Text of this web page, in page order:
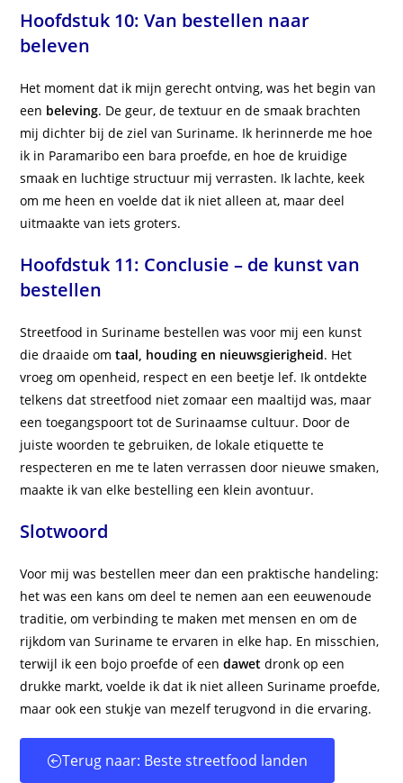
Hoofdstuk 10: Van bestellen naar
beleven
Het moment dat ik mijn gerecht ontving, was het begin van
een beleving. De geur, de textuur en de smaak brachten
mij dichter bij de ziel van Suriname. Ik herinnerde me hoe
ik in Paramaribo een bara proefde, en hoe de kruidige
smaak en luchtige structuur mij verrasten. Ik lachte, keek
om me heen en voelde dat ik niet alleen at, maar deel
uitmaakte van iets groters.
Hoofdstuk 11: Conclusie – de kunst van
bestellen
Streetfood in Suriname bestellen was voor mij een kunst
die draaide omtaal, houding en nieuwsgierigheid. Het
vroeg om openheid, respect en een beetje lef. Ik ontdekte
telkens dat streetfood niet zomaar een maaltijd was, maar
een toegangspoort tot de Surinaamse cultuur. Door de
juiste woorden te gebruiken, de lokale etiquette te
respecteren en me te laten verrassen door nieuwe smaken,
maakte ik van elke bestelling een klein avontuur.
Slotwoord
Voor mij was bestellen meer dan een praktische handeling:
het was een kans om deel te nemen aan een eeuwenoude
traditie, om verbinding te maken met mensen en om de
rijkdom van Suriname te ervaren in elke hap. En misschien,
terwijl ik een bojo proefde of eendawet dronk op een
drukke markt, voelde ik dat ik niet alleen Suriname proefde,
maar ook een stukje van mezelf terugvond in die ervaring.
Terug naar: Beste streetfood landen